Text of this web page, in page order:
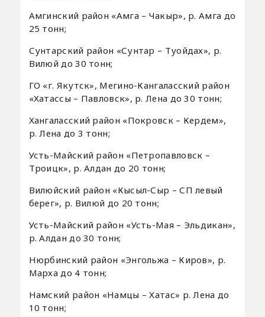
Амгинский район «Амга – Чакыр», р. Амга до
25 тонн;
Сунтарский район «Сунтар – Туойдах», р.
Вилюй до 30 тонн;
ГО «г. Якутск», Мегино-Кангаласский район
«Хатассы – Павловск», р. Лена до 30 тонн;
Хангаласский район «Покровск – Кердем»,
р. Лена до 3 тонн;
Усть-Майский район «Петропавловск –
Троицк», р. Алдан до 20 тонн;
Вилюйский район «Кысыл-Сыр – СП левый
берег», р. Вилюй до 20 тонн;
Усть-Майский район «Усть-Мая – Эльдикан»,
р. Алдан до 30 тонн;
Нюрбинский район «Энгольжа – Киров», р.
Марха до 4 тонн;
Намский район «Намцы – Хатас» р. Лена до
10 тонн;